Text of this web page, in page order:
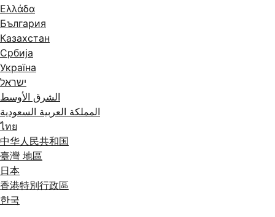
България
Казахстан
Србија
Україна
ישראל
الشرق الأوسط
المملكة العربية السعودية
ไทย
中华人民共和国
臺灣 地區
日本
香港特別行政區
한국